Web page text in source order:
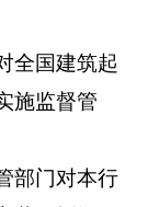
国建筑起
施监督管
门对本行